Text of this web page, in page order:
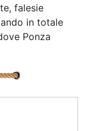
falesie
in totale
Ponza